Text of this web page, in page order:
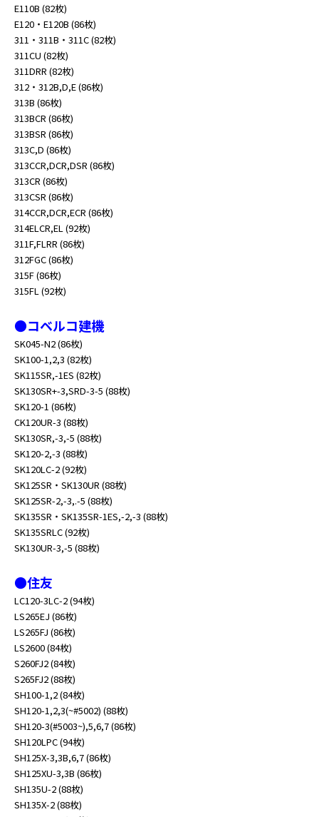
E110B (82枚)
E120・E120B (86枚)
311・311B・311C (82枚)
311CU (82枚)
311DRR (82枚)
312・312B,D,E (86枚)
313B (86枚)
313BCR (86枚)
313BSR (86枚)
313C,D (86枚)
313CCR,DCR,DSR (86枚)
313CR (86枚)
313CSR (86枚)
314CCR,DCR,ECR (86枚)
314ELCR,EL (92枚)
311F,FLRR (86枚)
312FGC (86枚)
315F (86枚)
315FL (92枚)
●コベルコ建機
SK045-N2 (86枚)
SK100-1,2,3 (82枚)
SK115SR,-1ES (82枚)
SK130SR+-3,SRD-3-5 (88枚)
SK120-1 (86枚)
CK120UR-3 (88枚)
SK130SR,-3,-5 (88枚)
SK120-2,-3 (88枚)
SK120LC-2 (92枚)
SK125SR・SK130UR (88枚)
SK125SR-2,-3,.-5 (88枚)
SK135SR・SK135SR-1ES,-2,-3 (88枚)
SK135SRLC (92枚)
SK130UR-3,-5 (88枚)
●住友
LC120-3LC-2 (94枚)
LS265EJ (86枚)
LS265FJ (86枚)
LS2600 (84枚)
S260FJ2 (84枚)
S265FJ2 (88枚)
SH100-1,2 (84枚)
SH120-1,2,3(~#5002) (88枚)
SH120-3(#5003~),5,6,7 (86枚)
SH120LPC (94枚)
SH125X-3,3B,6,7 (86枚)
SH125XU-3,3B (86枚)
SH135U-2 (88枚)
SH135X-2 (88枚)